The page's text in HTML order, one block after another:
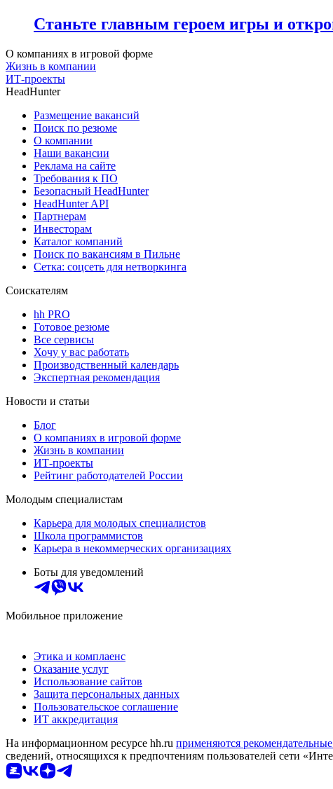
Станьте главным героем игры и
О компаниях в игровой форме
Жизнь в компании
ИТ-проекты
HeadHunter
Размещение вакансий
Поиск по резюме
О компании
Наши вакансии
Реклама на сайте
Требования к ПО
Безопасный HeadHunter
HeadHunter API
Партнерам
Инвесторам
Каталог компаний
Поиск по вакансиям в Пильне
Сетка: соцсеть для нетворкинга
Соискателям
hh PRO
Готовое резюме
Все сервисы
Хочу у вас работать
Производственный календарь
Экспертная рекомендация
Новости и статьи
Блог
О компаниях в игровой форме
Жизнь в компании
ИТ-проекты
Рейтинг работодателей России
Молодым специалистам
Карьера для молодых специалистов
Школа программистов
Карьера в некоммерческих организациях
Боты для уведомлений
Мобильное приложение
Этика и комплаенс
Оказание услуг
Использование сайтов
Защита персональных данных
Пользовательское соглашение
ИТ аккредитация
На информационном ресурсе hh.ru применяются
сведений, относящихся к предпочтениям пользователей сети